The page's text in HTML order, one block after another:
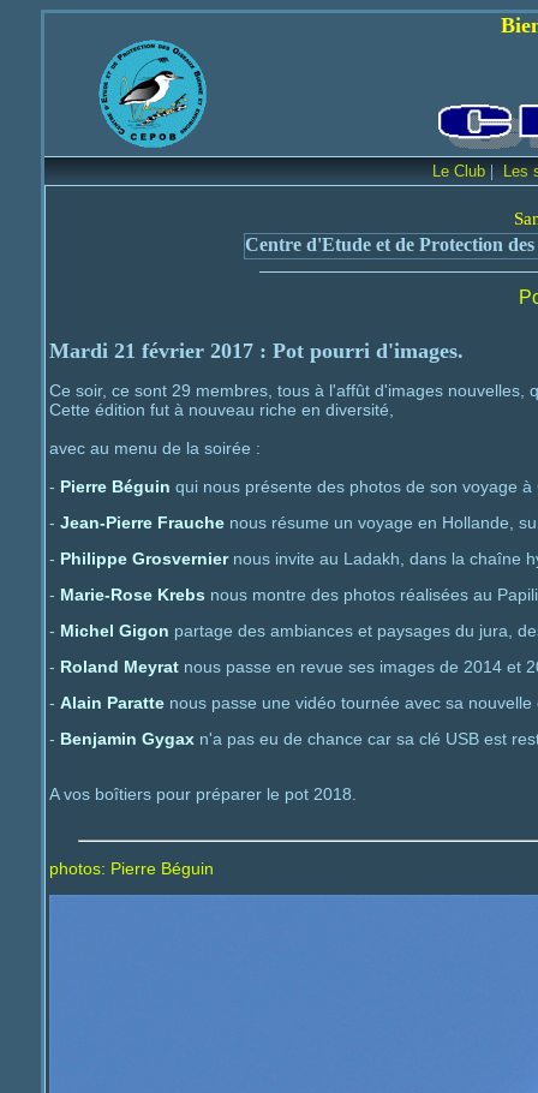
Bienvenue sur le
Le Club | Les
Centre d'Etude et de Protection
Mardi 21 février 2017 : Pot pourri d'images.
Ce soir, ce sont 29 membres, tous à l'affût d'images nouvelles,
Cette édition fut à nouveau riche en diversité,
avec au menu de la soirée :
- Pierre Béguin qui nous présente des photos de son voyage à
- Jean-Pierre Frauchenous résume un voyage en Hollande,
- Philippe Grosverniernous invite au Ladakh, dans la chaîne
- Marie-Rose Krebs nous montre des photos réalisées au
- Michel Gigon partage des ambiances et paysages du jura,
- Roland Meyratnous passe en revue ses images de 2014 et
- Alain Parattenous passe une vidéo tournée avec sa nouvelle
- Benjamin Gygaxn'a pas eu de chance car sa clé USB est
A vos boîtiers pour préparer le pot 2018.
photos: Pierre Béguin